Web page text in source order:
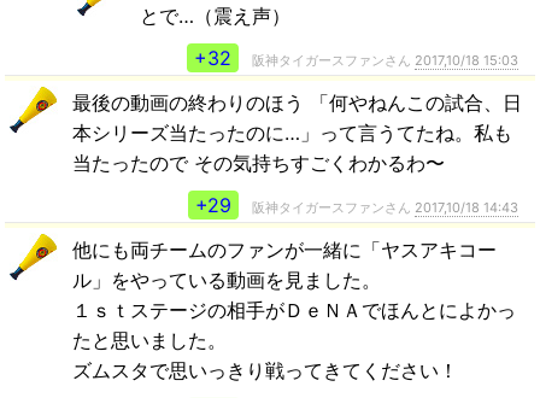
とで…（震え声）
+32
阪神タイガースファンさん 2017,10/18 15:03
最後の動画の終わりのほう 「何やねんこの試合、日
本シリーズ当たったのに…」って言うてたね。私も
当たったので その気持ちすごくわかるわ〜
+29
阪神タイガースファンさん 2017,10/18 14:43
他にも両チームのファンが一緒に「ヤスアキコー
ル」をやっている動画を見ました。
１ｓｔステージの相手がＤｅＮＡでほんとによかっ
たと思いました。
ズムスタで思いっきり戦ってきてください！